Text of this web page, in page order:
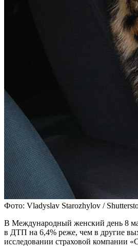
Фото: Vladyslav Starozhylov /
В Международный женский день 8
в ДТП на 6,4% реже, чем в другие
исследовании страховой компании